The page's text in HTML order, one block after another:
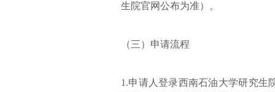
生院官网公布为准）。
（三）申请流程
1.申请人登录西南石油大学研究生